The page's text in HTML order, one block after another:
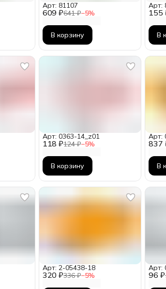
609 ₽641 ₽−5%
Арт: 81107
В корзину
155
Арт:
В
118 ₽124 ₽−5%
Арт: 0363-14_z01
В корзину
837
Арт:
В
320 ₽336 ₽−5%
Арт: 2-05438-18
96 ₽
Арт: